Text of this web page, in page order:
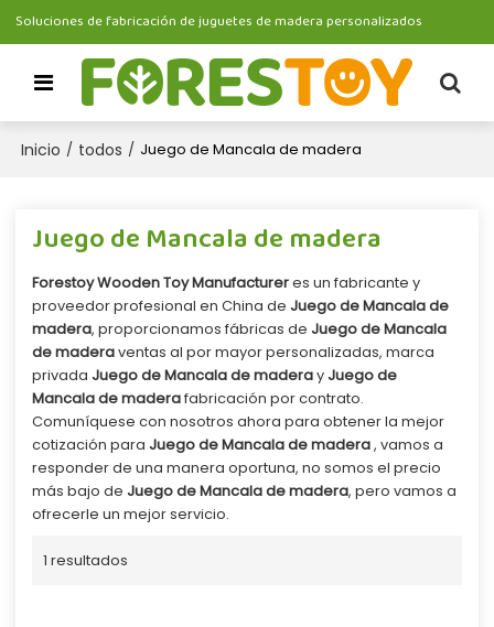
Soluciones de fabricación de juguetes de madera personalizados
Inicio / todos / Juego de Mancala de madera
Juego de Mancala de madera
Forestoy Wooden Toy Manufactureres un fabricante y
proveedor profesional en China de Juego de Mancala de
madera, proporcionamos fábricas de Juego de Mancala
de maderaventas al por mayor personalizadas, marca
privada Juego de Mancala de maderayJuego de
Mancala de maderafabricación por contrato.
Comuníquese con nosotros ahora para obtener la mejor
cotización para Juego de Mancala de madera, vamos a
responder de una manera oportuna, no somos el precio
más bajo de Juego de Mancala de madera, pero vamos a
ofrecerle un mejor servicio.
1 resultados